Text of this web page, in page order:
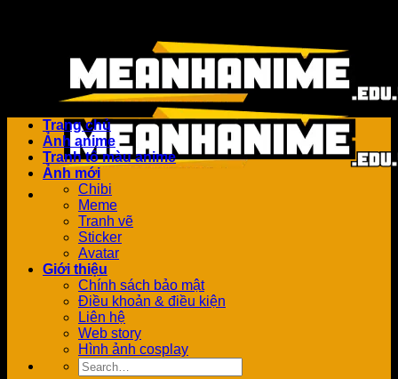
Trang chủ
Ảnh anime
Tranh tô màu anime
Ảnh mới
Chibi
Meme
Tranh vẽ
Sticker
Avatar
Giới thiệu
Chính sách bảo mật
Điều khoản & điều kiện
Liên hệ
Web story
Hình ảnh cosplay